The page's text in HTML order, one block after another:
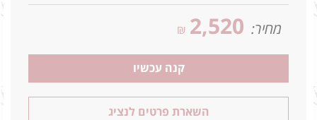
מחיר: 2,520
₪
קנה עכשיו
השארת פרטים לנציג